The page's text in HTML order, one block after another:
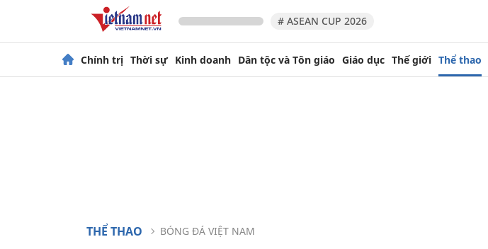
# ASEAN CUP 2026
Chính trị Thời sự Kinh doanh Dân tộc và Tôn giáo Giáo dục Thế giới Thể thao
THỂ THAO BÓNG ĐÁ VIỆT NAM